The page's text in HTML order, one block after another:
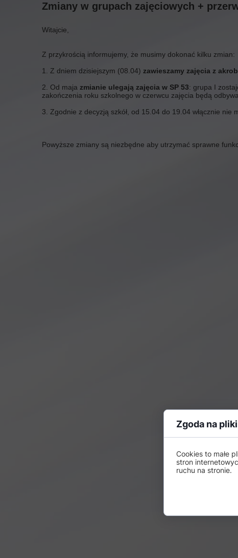
Zmiany w grupach zajęciowych +
Witajcie,
Z przykrością informujemy, że musimy dokonać kilku zmian:
1. Z dniem dzisiejszym (08.04) zawieszamy zajęcia z
2.
Od maja zmianie ulegają zajęcia w SP 53: grupa I
zakończenia roku szkolnego w czerwcu zajęcia będą
3. Zgodnie z decyzją szkół, od 15.04 do 19.04 włącznie nie
Powyższe zmiany są niezbędne aby utrzymać sprawne
Zgoda na
Cookies to małe
stron
ruchu na stronie.